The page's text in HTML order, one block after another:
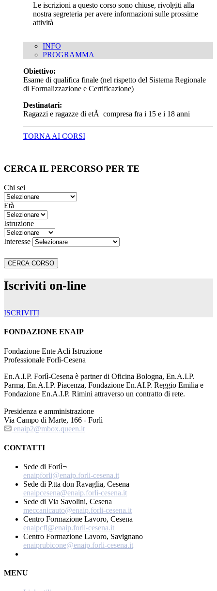
Le iscrizioni a questo corso sono chiuse, rivolgiti alla
nostra segreteria per avere informazioni sulle prossime
attività
INFO
PROGRAMMA
Obiettivo:
Esame di qualifica finale (nel rispetto del Sistema Regionale
di Formalizzazione e Certificazione)
Destinatari:
Ragazzi e ragazze di etÃ compresa fra i 15 e i 18 anni
TORNA AI CORSI
CERCA IL PERCORSO PER TE
Chi sei
Età
Istruzione
Interesse
Iscriviti on-line
ISCRIVITI
FONDAZIONE ENAIP
Fondazione Ente Acli Istruzione
Professionale Forlì-Cesena
En.A.I.P. Forlì-Cesena è partner di Oficina Bologna, En.A.I.P.
Parma, En.A.I.P. Piacenza, Fondazione En.AI.P. Reggio Emilia e
Fondazione En.A.I.P. Rimini attraverso un contratto di rete.
Presidenza e amministrazione
Via Campo di Marte, 166 - Forlì
enaip2@mbox.queen.it
CONTATTI
Sede di Forlì¬
enaipforli@enaip.forli-cesena.it
Sede di P.tta don Ravaglia, Cesena
enaipcesena@enaip.forli-cesena.it
Sede di Via Savolini, Cesena
meccanicauto@enaip.forli-cesena.it
Centro Formazione Lavoro, Cesena
enaipcfl@enaip.forli-cesena.it
Centro Formazione Lavoro, Savignano
enaiprubicone@enaip.forli-cesena.it
MENU